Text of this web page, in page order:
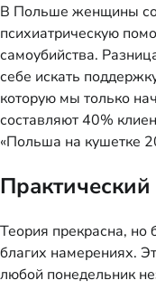
В Польше женщины
психиатрическую
самоубийства.
себе искать
которую мы только
составляют 40%
«Польша на кушетке
Теория прекрасна, но
благих намерениях.
любой понедельник